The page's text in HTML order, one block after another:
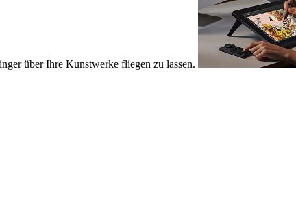
über Ihre Kunstwerke fliegen zu lassen.